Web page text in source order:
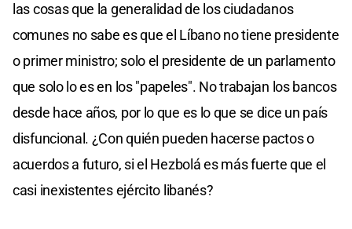
las cosas que la generalidad de los ciudadanos
comunes no sabe es que el Líbano no tiene presidente
o primer ministro; solo el presidente de un parlamento
que solo lo es en los "papeles". No trabajan los bancos
desde hace años, por lo que es lo que se dice un país
disfuncional. ¿Con quién pueden hacerse pactos o
acuerdos a futuro, si el Hezbolá es más fuerte que el
casi inexistentes ejército libanés?